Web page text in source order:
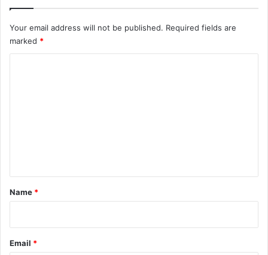
Your email address will not be published. Required fields are
marked *
*
Name *
Email *